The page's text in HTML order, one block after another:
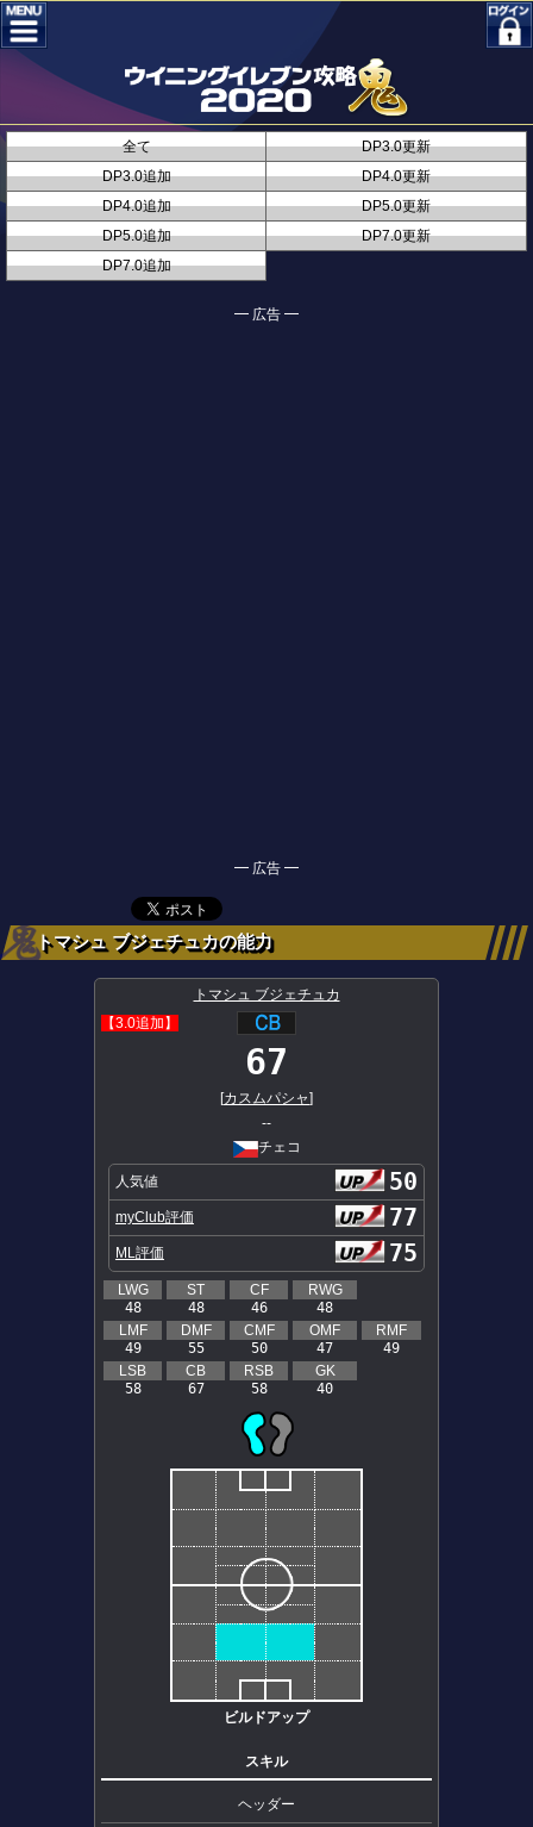
全て
DP3.0更新
DP3.0追加
DP4.0更新
DP4.0追加
DP5.0更新
DP5.0追加
DP7.0更新
DP7.0追加
━ 広告 ━
━ 広告 ━
トマシュ ブジェチュカの能力
トマシュ ブジェチュカ
【3.0追加】
67
[カスムパシャ]
--
チェコ
人気値 50
myClub評価 77
ML評価 75
LWG
48
ST
48
CF
46
RWG
48
LMF
49
DMF
55
CMF
50
OMF
47
RMF
49
LSB
58
CB
67
RSB
58
GK
40
ビルドアップ
スキル
ヘッダー